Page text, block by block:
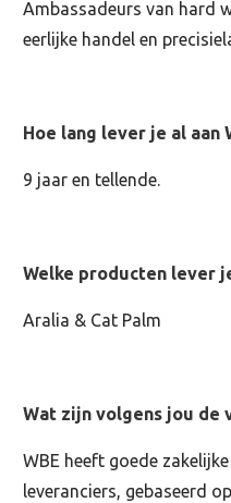
Ambassadeurs van hard
eerlijke handel en
Hoe lang lever je al aan
9 jaar en tellende.
Welke producten lever
Aralia & Cat Palm
Wat zijn volgens jou de
WBE heeft goede
leveranciers, gebaseerd